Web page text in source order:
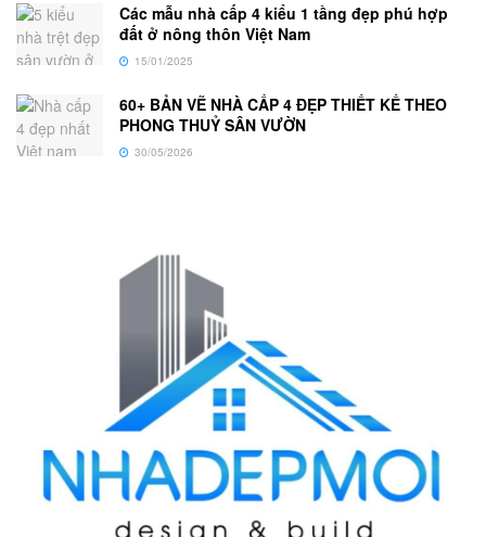
Các mẫu nhà cấp 4 kiểu 1 tầng đẹp phú hợp
đất ở nông thôn Việt Nam
15/01/2025
60+ BẢN VẼ NHÀ CẤP 4 ĐẸP THIẾT KẾ THEO
PHONG THUỶ SÂN VƯỜN
30/05/2026